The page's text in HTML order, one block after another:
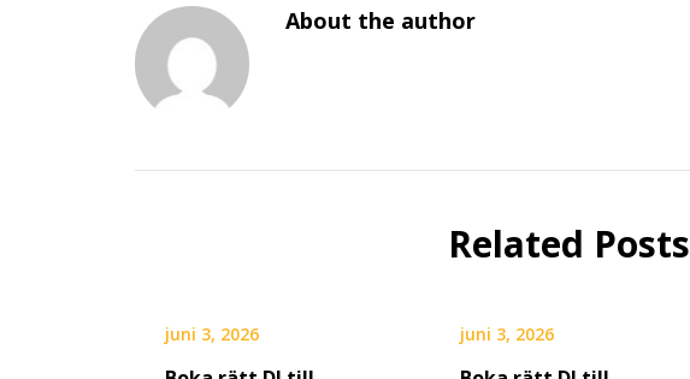
About the author
Related Posts
juni 3, 2026 juni 3, 2026